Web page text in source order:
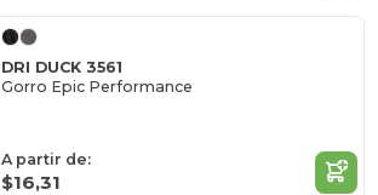
DRI DUCK 3561
Gorro Epic Performance
A partir de:
$16,31